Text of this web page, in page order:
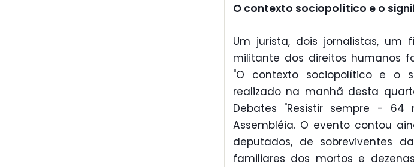
O contexto sociopolítico e o
Um jurista, dois jornalistas, um
militante dos direitos humanos
"O contexto sociopolítico e o
realizado na manhã desta
Debates "Resistir sempre -
Assembléia. O evento contou
deputados, de sobreviventes
familiares dos mortos e